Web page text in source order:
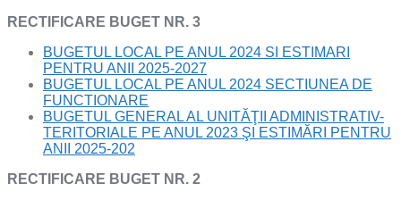
RECTIFICARE BUGET NR. 3
BUGETUL LOCAL PE ANUL 2024 SI ESTIMARI
PENTRU ANII 2025-2027
BUGETUL LOCAL PE ANUL 2024 SECTIUNEA DE
FUNCTIONARE
BUGETUL GENERAL AL UNITĂŢII ADMINISTRATIV-
TERITORIALE PE ANUL 2023 ŞI ESTIMĂRI PENTRU
ANII 2025-202
RECTIFICARE BUGET NR. 2